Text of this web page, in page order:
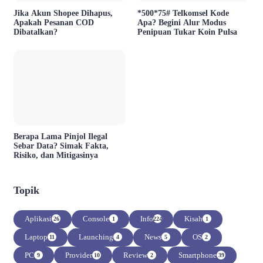
Jika Akun Shopee Dihapus,
Apakah Pesanan COD
Dibatalkan?
*500*75# Telkomsel Kode
Apa? Begini Alur Modus
Penipuan Tukar Koin Pulsa
Berapa Lama Pinjol Ilegal
Sebar Data? Simak Fakta,
Risiko, dan Mitigasinya
Topik
Aplikasi 26 Console 1 Info224 Kisah 1
Laptop 11 Launching 4 News 5 OS 2
PC 9 Provider 10 Review 2 Smartphone 39